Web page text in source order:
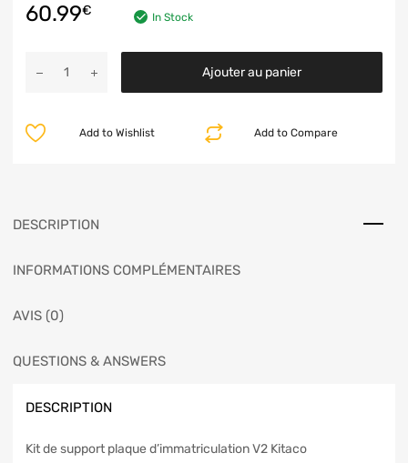
60.99€ In Stock
Ajouter au panier
Add to Compare
Add to Wishlist
DESCRIPTION
INFORMATIONS COMPLÉMENTAIRES
AVIS (0)
QUESTIONS & ANSWERS
DESCRIPTION
Kit de support plaque d’immatriculation V2 Kitaco